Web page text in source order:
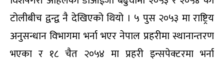
टोलीबीच द्वन्द्व नै देखिएको थियो । ५ पुस २०५३ मा राष्ट्रिय
अनुसन्धान विभागमा भर्ना भएर नेपाल प्रहरीमा स्थानान्तरण
भएका र १८ चैत २०५४ मा प्रहरी इन्सपेक्टरमा भर्ना